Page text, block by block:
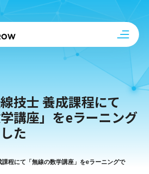
技士 養成課程にて
学講座」をeラーニング
た
課程にて「無線の数学講座」をeラーニングで